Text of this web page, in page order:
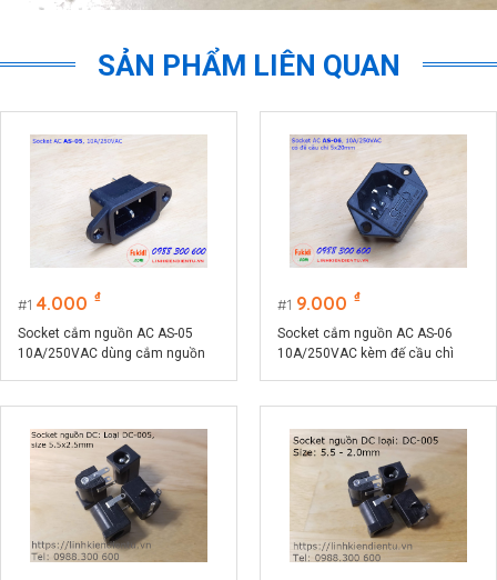
SẢN PHẨM LIÊN QUAN
1 4.000 ₫
Socket cắm nguồn AC AS-05
10A/250VAC dùng cắm nguồn
1 9.000 ₫
Socket cắm nguồn AC AS-06
10A/250VAC kèm đế cầu chì